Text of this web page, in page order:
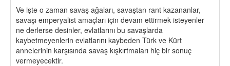
Ve işte o zaman savaş ağaları, savaştan rant kazananlar,
savaşı emperyalist amaçları için devam ettirmek isteyenler
ne derlerse desinler, evlatlarını bu savaşlarda
kaybetmeyenlerin evlatlarını kaybeden Türk ve Kürt
annelerinin karşısında savaş kışkırtmaları hiç bir sonuç
vermeyecektir.